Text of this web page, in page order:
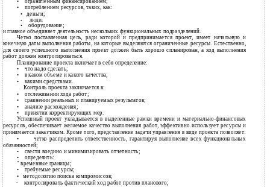
•
ограниченным финансированием;
•
потреблением ресурсов, таких, как:
•
деньги;
• ЛЮДИ;
• оборудование;
и главное объединяет деятельность нескольких функциональных подразделений.
Четко поставленная цель, ради которой и предпринимается проект, имеет начальную и
конечную даты выполнения работы, на которые выделяются ограниченные ресурсы. Естественно,
для своего успешного выполнения проект должен быть хорошо спланирован, а ход выполнения
работ должен контролироваться.
Планирование проекта включает в себя определение:
•
что надо сделать;
•
в каком объеме и какого качества;
•
какими средствами.
Контроль проекта заключается в:
•
отслеживании хода работ;
•
сравнении реальных и планируемых результатов;
•
анализе расхождения;
•
принятии корректирующих мер.
Успешный проект укладывается в выделенные рамки времени и материально-финансовых
ресурсов, обеспечивает желаемое качество выполнения работ, эффективно использует ресурсы и
принимается заказчиком. Кроме того, представление задачи управления в виде проекта позволяет:
•
четко распределить ответственность, гарантируя выполнение всех функциональных
обязанностей;
•
свести воедино и минимизировать отчетность;
•
определить:
" временные границы;
•
требуемые ресурсы;
•
методологию поиска компромиссов;
∙
контролировать фактический ход работ против планового;